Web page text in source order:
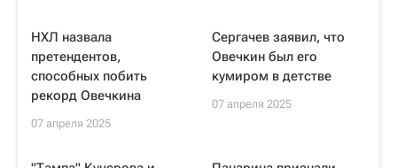
НХЛ назвала
претендентов,
способных побить
рекорд Овечкина
07 апреля 2025
Сергачев заявил, что
Овечкин был его
кумиром в детстве
07 апреля 2025